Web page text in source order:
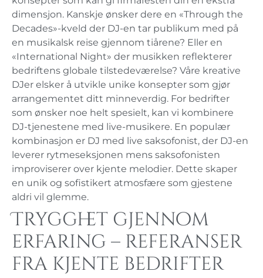
dimensjon. Kanskje ønsker dere en «Through the
Decades»-kveld der DJ-en tar publikum med på
en musikalsk reise gjennom tiårene? Eller en
«International Night» der musikken reflekterer
bedriftens globale tilstedeværelse? Våre kreative
DJer elsker å utvikle unike konsepter som gjør
arrangementet ditt minneverdig. For bedrifter
som ønsker noe helt spesielt, kan vi kombinere
DJ-tjenestene med live-musikere. En populær
kombinasjon er DJ med live saksofonist, der DJ-en
leverer rytmeseksjonen mens saksofonisten
improviserer over kjente melodier. Dette skaper
en unik og sofistikert atmosfære som gjestene
aldri vil glemme.
Trygghet gjennom
erfaring – referanser
fra kjente bedrifter